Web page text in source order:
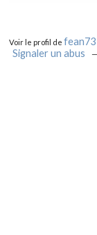
Voir le profil defean73
Signaler un abus